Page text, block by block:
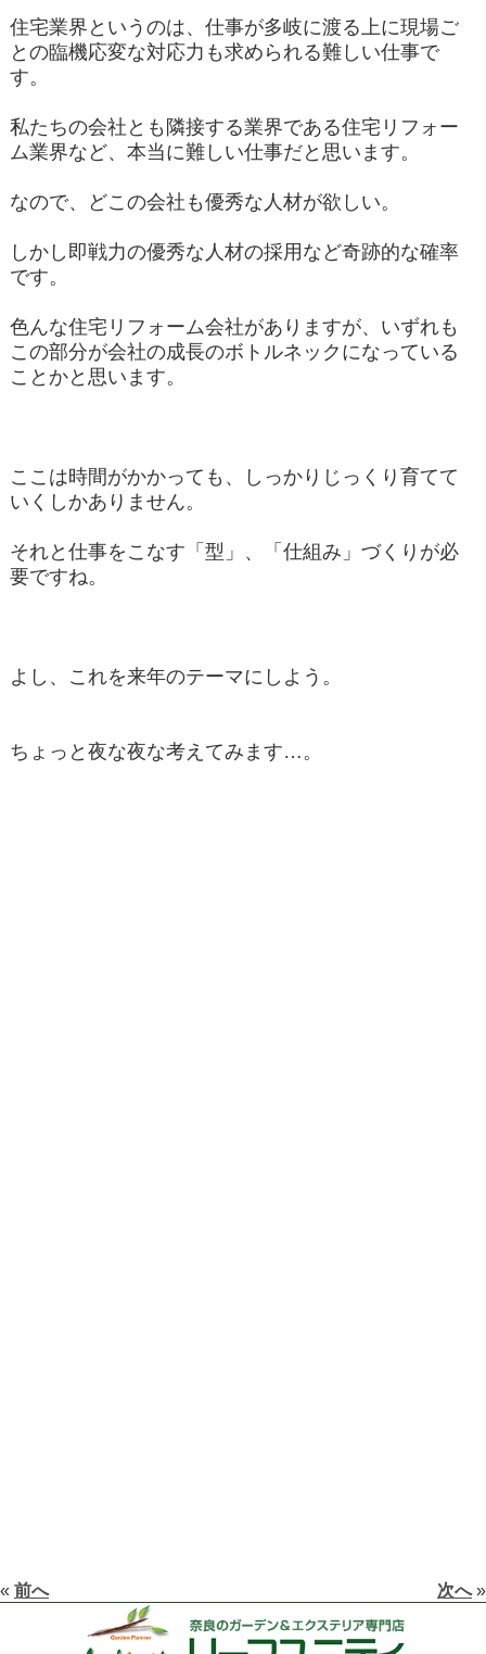
住宅業界というのは、仕事が多岐に渡る上に現場ご
との臨機応変な対応力も求められる難しい仕事で
す。
私たちの会社とも隣接する業界である住宅リフォー
ム業界など、本当に難しい仕事だと思います。
なので、どこの会社も優秀な人材が欲しい。
しかし即戦力の優秀な人材の採用など奇跡的な確率
です。
色んな住宅リフォーム会社がありますが、いずれも
この部分が会社の成長のボトルネックになっている
ことかと思います。
ここは時間がかかっても、しっかりじっくり育てて
いくしかありません。
それと仕事をこなす「型」、「仕組み」づくりが必
要ですね。
よし、これを来年のテーマにしよう。
ちょっと夜な夜な考えてみます…。
« 前へ 次へ»